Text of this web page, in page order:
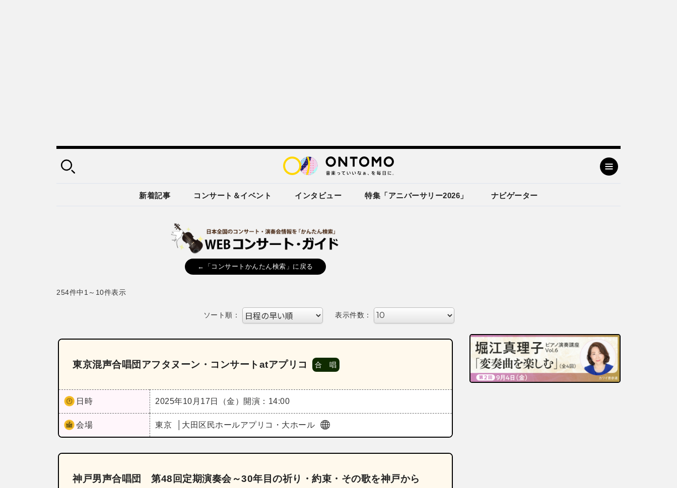
新着記事 コンサート＆イベント インタビュー 特集「アニバーサリー2026」 ナビゲーター
←「コンサートかんたん検索」に戻る
254件中1～10件表示
ソート順： 表示件数：
東京混声合唱団アフタヌーン・コンサートatアプリコ 合 唱
日時 2025年10月17日（金） 開演：14:00
会場 東京 大田区民ホールアプリコ・大ホール
神戸男声合唱団 第48回定期演奏会～30年目の祈り・約束・その歌を神戸から